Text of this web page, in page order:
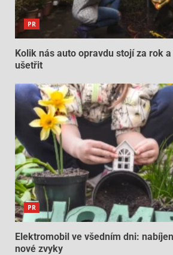
PR
Kolik nás auto opravdu stojí za rok
ušetřit
PR
Elektromobil ve všedním dni:
nové zvyky